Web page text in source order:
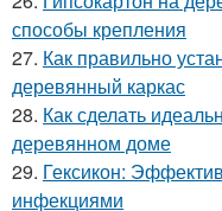
способы крепления
27. Как правильно
деревянный каркас
28. Как сделать
деревянном доме
29. Гексикон:
инфекциями